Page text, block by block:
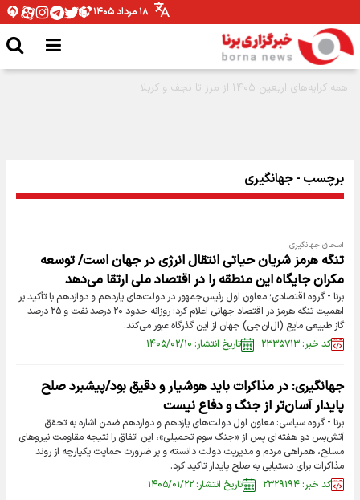
۱۸ مرداد ۱۴۰۵
برچسب - جهانگیری
اسحاق جهانگیری:
تنگه هرمز شریان حیاتی انتقال انرژی در جهان است/ توسعه
مکران جایگاه این منطقه را در اقتصاد ملی ارتقا می‌دهد
برنا - گروه اقتصادی؛ معاون اول رئیس‌جمهور در دولت‌های یازدهم و دوازدهم با تأکید بر
اهمیت تنگه هرمز در اقتصاد جهانی اعلام کرد: روزانه حدود ۲۰ درصد نفت و ۲۵ درصد
گاز طبیعی مایع (ال‌ان‌جی) جهان از این گذرگاه عبور می‌کند.
کد خبر: ۲۳۳۵۷۱۳
تاریخ انتشار: ۱۴۰۵/۰۲/۱۰
جهانگیری: در مذاکرات باید هوشیار و دقیق بود/پیشبرد صلح
پایدار آسان‌تر از جنگ و دفاع نیست
برنا - گروه سیاسی: معاون اول دولت‌های یازدهم و دوازدهم ضمن اشاره به تحقق
آتش‌بس دو هفته‌ای پس از «جنگ سوم تحمیلی»، این اتفاق را نتیجه مقاومت نیروهای
مسلح، همراهی مردم و مدیریت دولت دانسته و بر ضرورت حمایت یکپارچه از روند
مذاکرات برای دستیابی به صلح پایدار تاکید کرد.
کد خبر: ۲۳۲۹۱۹۴
تاریخ انتشار: ۱۴۰۵/۰۱/۲۲